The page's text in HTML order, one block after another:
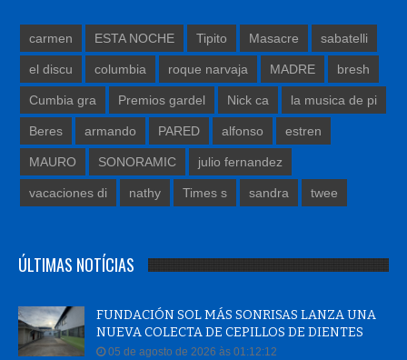
carmen ESTA NOCHE Tipito Masacre sabatelli
el discu columbia roque narvaja MADRE bresh
Cumbia gra Premios gardel Nick ca la musica de pi
Beres armando PARED alfonso estren
MAURO SONORAMIC julio fernandez
vacaciones di nathy Times s sandra twee
ÚLTIMAS NOTÍCIAS
FUNDACIÓN SOL MÁS SONRISAS LANZA UNA
NUEVA COLECTA DE CEPILLOS DE DIENTES
05 de agosto de 2026 às 01:12:12